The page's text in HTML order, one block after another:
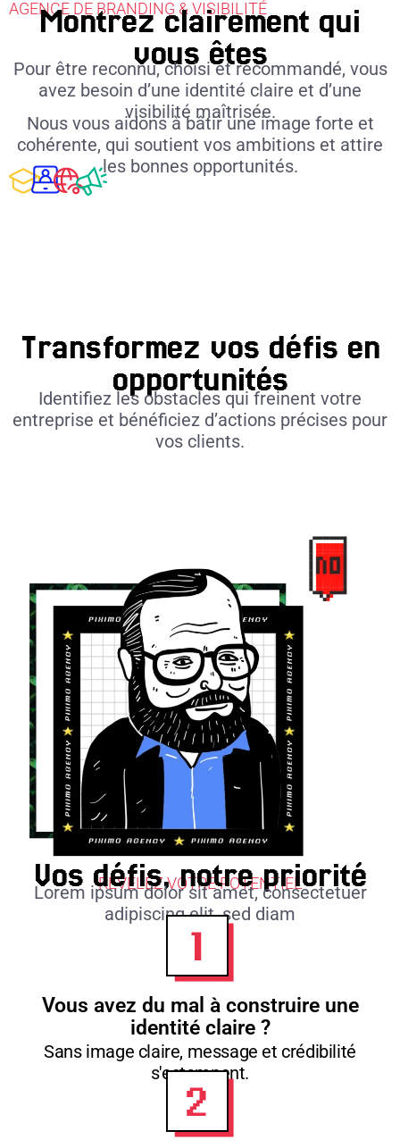
AGENCE DE BRANDING & VISIBILITÉ
Montrez clairement qui
vous êtes
Pour être reconnu, choisi et recommandé, vous
avez besoin d’une identité claire et d’une
visibilité maîtrisée.
Nous vous aidons à bâtir une image forte et
cohérente, qui soutient vos ambitions et attire
les bonnes opportunités.
Transformez vos défis en
opportunités
Identifiez les obstacles qui freinent votre
entreprise et bénéficiez d’actions précises pour
vos clients.
RÉVÉLEZ VOTRE POTENTIEL
Vos défis, notre priorité
Lorem ipsum dolor sit amet, consectetuer
adipiscing elit, sed diam
Vous avez du mal à construire une
identité claire ?
Sans image claire, message et crédibilité
s'estompent.